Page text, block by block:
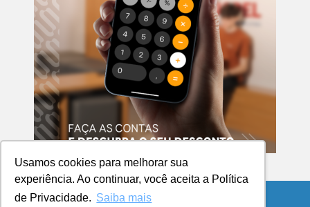
Usamos cookies para melhorar sua
experiência. Ao continuar, você aceita a Política
de Privacidade. Saiba mais